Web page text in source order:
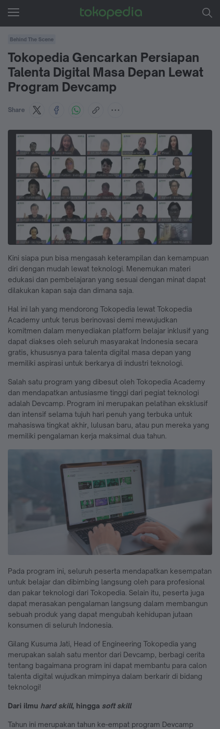
Behind The Scene
Tokopedia Gencarkan Persiapan
Talenta Digital Masa Depan Lewat
Program Devcamp
Share
Kini siapa pun bisa mengasah keterampilan dan kemampuan
diri dengan mudah lewat teknologi. Menemukan materi
edukasi dan pembelajaran yang sesuai dengan minat dapat
dilakukan kapan saja dan dimana saja.
Hal ini lah yang mendorong Tokopedia lewat Tokopedia
Academy untuk terus berinovasi demi mewujudkan
komitmen dalam menyediakan platform belajar inklusif yang
dapat diakses oleh seluruh masyarakat Indonesia secara
gratis, khususnya para talenta digital masa depan yang
memiliki aspirasi untuk berkarya di industri teknologi.
Salah satu program yang dibesut oleh Tokopedia Academy
dan mendapatkan antusiasme tinggi dari pegiat teknologi
adalah Devcamp. Program ini merupakan pelatihan eksklusif
dan intensif selama tujuh hari penuh yang terbuka untuk
mahasiswa tingkat akhir, lulusan baru, atau pun mereka yang
memiliki pengalaman kerja maksimal dua tahun.
Pada program ini, seluruh peserta mendapatkan kesempatan
untuk belajar dan dibimbing langsung oleh para profesional
dan pakar teknologi dari Tokopedia. Selain itu, peserta juga
dapat merasakan pengalaman langsung dalam membangun
sebuah produk yang dapat mengubah kehidupan jutaan
konsumen di seluruh Indonesia.
Gilang Kusuma Jati, Head of Engineering Tokopedia yang
merupakan salah satu mentor dari Devcamp, berbagi cerita
tentang bagaimana program ini dapat membantu para calon
talenta digital wujudkan mimpinya dalam berkarir di bidang
teknologi!
Dari ilmu hard skill, hingga soft skill
Tahun ini merupakan tahun ke-empat program Devcamp